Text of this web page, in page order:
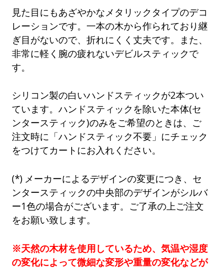
見た目にもあざやかなメタリックタイプのデコ
レーションです。一本の木から作られており継
ぎ目がないので、折れにくく丈夫です。また、
非常に軽く腕の疲れないデビルスティックで
す。
シリコン製の白いハンドスティックが2本つい
ています。ハンドスティックを除いた本体(セ
ンタースティック)のみをご希望のときは、ご
注文時に「ハンドスティック不要」にチェック
をつけてカートにお入れください。
メーカーによるデザインの変更につき、セ
ンタースティックの中央部のデザインがシルバ
ー1色の場合がございます。ご了承の上ご注文
をお願い致します。
※天然の木材を使用しているため、気温や湿度
の変化によって微細な変形や重量の変化などが